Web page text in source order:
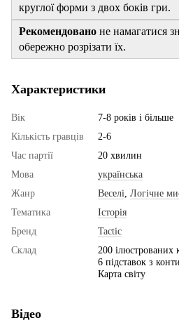
круглої форми з двох боків гри.
Рекомендовано не намагатися
обережно розрізати їх.
Характеристики
Вік
7-8 років і більше
Кількість гравців
2-6
Час партії
20 хвилин
Мова
українська
Жанр
Веселі Логічне
Тематика
Історія
Бренд
Tactic
Склад
200 ілюстрованих
6 підставок з
Карта світу
Відео